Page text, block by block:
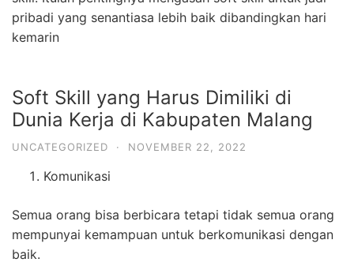
pribadi yang senantiasa lebih baik dibandingkan hari
kemarin
Soft Skill yang Harus Dimiliki di
Dunia Kerja di Kabupaten Malang
UNCATEGORIZED · NOVEMBER 22, 2022
Komunikasi
Semua orang bisa berbicara tetapi tidak semua orang
mempunyai kemampuan untuk berkomunikasi dengan
baik.